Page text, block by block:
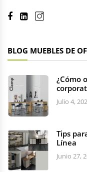
BLOG MUEBLES DE
¿Cómo
Julio 4,
Tips
Línea
Junio 27,